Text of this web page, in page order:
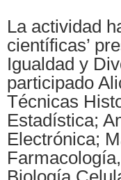
La actividad
científicas’
Igualdad y
participado
Técnicas
Estadística;
Electrónica;